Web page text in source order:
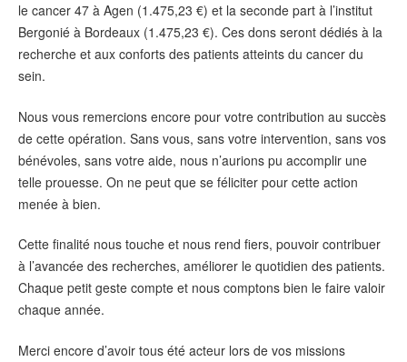
le cancer 47 à Agen (1.475,23 €) et la seconde part à l’institut
Bergonié à Bordeaux (1.475,23 €). Ces dons seront dédiés à la
recherche et aux conforts des patients atteints du cancer du
sein.
Nous vous remercions encore pour votre contribution au succès
de cette opération. Sans vous, sans votre intervention, sans vos
bénévoles, sans votre aide, nous n’aurions pu accomplir une
telle prouesse. On ne peut que se féliciter pour cette action
menée à bien.
Cette finalité nous touche et nous rend fiers, pouvoir contribuer
à l’avancée des recherches, améliorer le quotidien des patients.
Chaque petit geste compte et nous comptons bien le faire valoir
chaque année.
Merci encore d’avoir tous été acteur lors de vos missions